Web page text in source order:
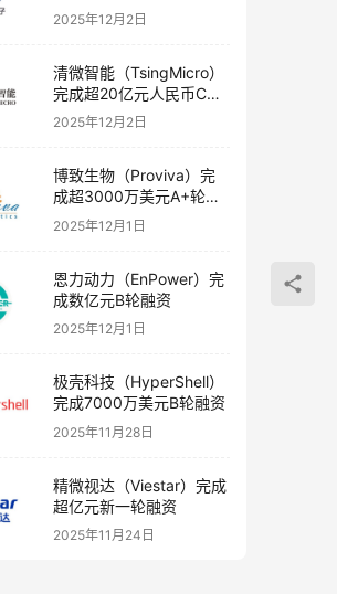
2025年12月2日
清微智能（TsingMicro）
完成超20亿元人民币C轮
融资
2025年12月2日
博致生物（Proviva）完
成超3000万美元A+轮融
资
2025年12月1日
恩力动力（EnPower）完
成数亿元B轮融资
2025年12月1日
极壳科技（HyperShell）
完成7000万美元B轮融资
2025年11月28日
精微视达（Viestar）完成
超亿元新一轮融资
2025年11月24日